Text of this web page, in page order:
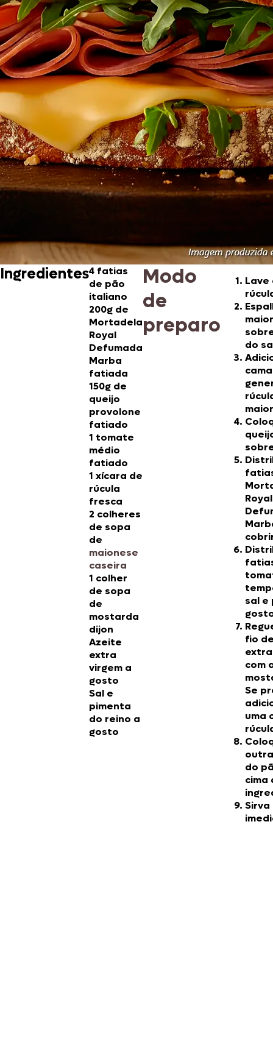
Ingredientes4 fatias
de pão
italiano
200g de
Mortadela
Royal
Defumada
Marba
fatiada
150g de
queijo
provolone
fatiado
1 tomate
médio
fatiado
1 xícara de
rúcula
fresca
2 colheres
de sopa
de
maionese
caseira
1 colher
de sopa
de
mostarda
dijon
Azeite
extra
virgem a
gosto
Sal e
pimenta
do reino a
gosto
Modo
de
preparo
Lave
do
Royal
sal e
fio
com
Se
uma
do
cima
Sirva